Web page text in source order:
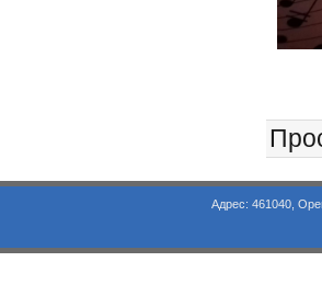
Адрес: 461040, Оренбургская